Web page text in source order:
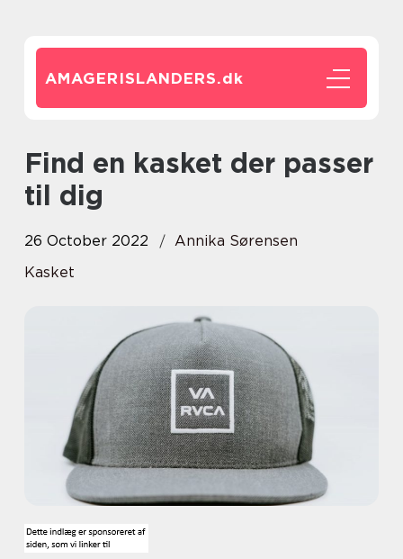
AMAGERISLANDERS.dk
Find en kasket der passer
til dig
26 October 2022
Annika Sørensen
Kasket